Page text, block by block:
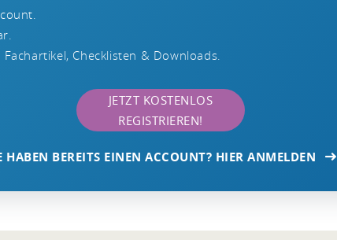
Checklisten & Downloads.
JETZT KOSTENLOS
REGISTRIEREN!
HABEN BEREITS EINEN ACCOUNT? HIER ANMELDEN